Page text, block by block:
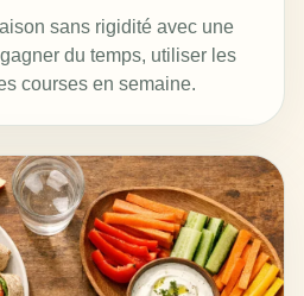
sans rigidité avec une
du temps, utiliser les
courses en semaine.